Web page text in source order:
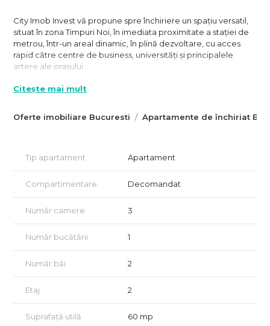
Oferte imobiliare Bucuresti Apartamente de închiriat
City Imob Invest vă propune spre închiriere un spațiu versatil,
situat în zona Timpuri Noi, în imediata proximitate a stației de
metrou, într-un areal dinamic, în plină dezvoltare, cu acces
rapid către centre de business, universități și principalele
artere ale orașului.
Poziționat în prim plan, dar ușor retras de la bulevardul
desfășurarea activităților profesionale precum: cabinet
organizare al spațiului.
construit în 1987, poziționat în prim plan, dar ușor retras de la
bulevardul principal, oferind un cadru potrivit pentru activități
profesionale.
Apartamentul are o suprafață de 61 mp, compartimentat în 3
Un element important care diferențiază această ofertă:
Pe același etaj, lipit de acest apartament, se află un spațiu
Citește mai mult
Tip apartament Apartament
Compartimentare Decomandat
Număr camere 3
Număr bucătării 1
Număr băi 2
Etaj 2
Suprafață utilă 60 mp